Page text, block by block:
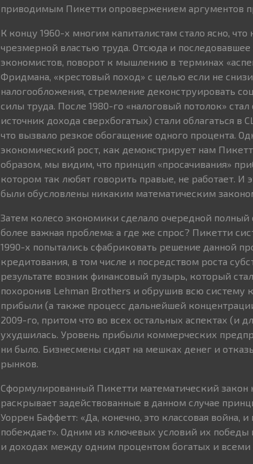
приводимым Пикетти опровержением аргументов
К концу 1960-х многим капиталистам стало ясно,
чрезмерной властью труда. Отсюда и
экономистов, поворот к мышлению в терминах
Фридмана, «крестовый поход» с целью если не
налогообложения, стремление деконструировать
силы труда. После 1980-го «налоговый потолок»
источник дохода сверхбогатых) стали облагаться в
что вызвало резкое обогащение одного процента.
экономический рост, как демонстрирует нам
образом, мы видим, что принцип «просачивания»
котором так любят говорить правые, не работает.
были обусловлены никаким математическим
Затем колесо экономики сделало очередной полный
более важная проблема: а где же спрос? Пикетти
1990-х попытались сфабриковать решение данной
кредитования, в том числе и посредством роста
результате возник финансовый пузырь, который
похоронив Lehman Brothers и обрушив всю систему
прибыли (а также процесс дальнейшей
2009-го, притом что во всех остальных аспектах (и
ухудшилась. Уровень прибыли коммерческих
ни было. Бизнесмены сидят на мешках денег и
рынков.
Сформулированный Пикетти математический закон
раскрывает задействованные в данном случае
Уоррен Баффетт: «Да, конечно, это классовая война,
побеждает». Одним из ключевых условий их победы
и доходах между одним процентом богатых и всеми